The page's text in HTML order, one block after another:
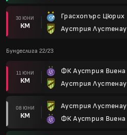
30 ЮНИ
КМ
Грасхопърс Цюрих
Аустрия Лустенау
Бундеслига 22/23
11 ЮНИ
КМ
ФК Аустрия Виена
Аустрия Лустенау
08 ЮНИ
КМ
Аустрия Лустенау
ФК Аустрия Виена